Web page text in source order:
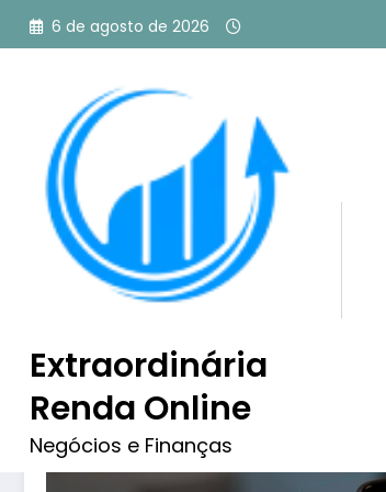
Pular
para
6 de agosto de 2026
Extraordinária
Renda Online
Negócios e Finanças
Tag: melhor
dinheiro